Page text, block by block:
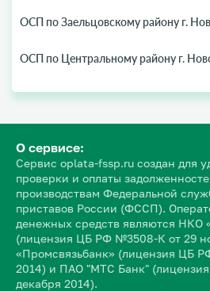
ОСП по Заельцовскому району г.
ОСП по Центральному району г.
О сервисе:
Сервис oplata-fssp.ru создан для
проверки и оплаты
производствам Федеральной
приставов России (ФССП).
денежных средств являются НКО
(лицензия ЦБ РФ №3508-К от 29
«Промсвязьбанк» (лицензия ЦБ
2014) и ПАО "МТС Банк"
декабря 2014).